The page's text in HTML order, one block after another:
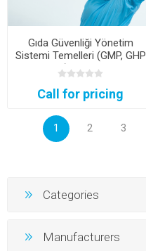
Gıda Güvenliği Yönetim
Sistemi Temelleri (GMP, GHP
ve HACCP) Uzmanlık Kampı
(Şirketlere Özel)
Call for pricing
1 2 3
Categories
Manufacturers